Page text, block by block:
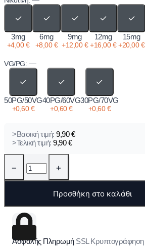
✓
3mg
+4,00€
✓
6mg
+8,00€
✓
9mg
+12,00€
✓
12mg
+16,00€
✓
15mg
+20,00€
VG/PG: —
✓
50PG/50VG
+0,60€
✓
40PG/60VG
+0,60€
✓
30PG/70VG
+0,60€
>Βασική τιμή: 9,90€
>Τελική τιμή: 9,90€
− +
Προσθήκη στο καλάθι
Ασφαλής Πληρωμή SSL Κρυπτογράφηση